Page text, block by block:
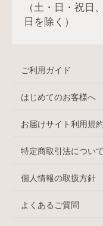
（土・日・祝日
日を除く）
ご利用ガイド
はじめてのお客様へ
お届けサイト利用規約
特定商取引法について
個人情報の取扱方針
よくあるご質問